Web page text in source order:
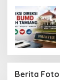
Berita Foto